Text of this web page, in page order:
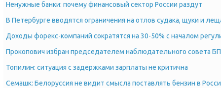
Ненужные банки: почему финансовый сектор России раздут
В Петербурге вводятся ограничения на отлов судака, щуки и
Доходы форекс-компаний сократятся на 30-50% с началом
Прокопович избран председателем наблюдательного совета
Топилин: ситуация с задержками зарплаты не критична
Семашк: Белоруссия не видит смысла поставлять бензин в